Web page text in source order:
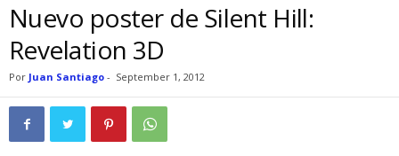
Nuevo poster de Silent Hill:
Revelation 3D
Por Juan Santiago - September 1, 2012